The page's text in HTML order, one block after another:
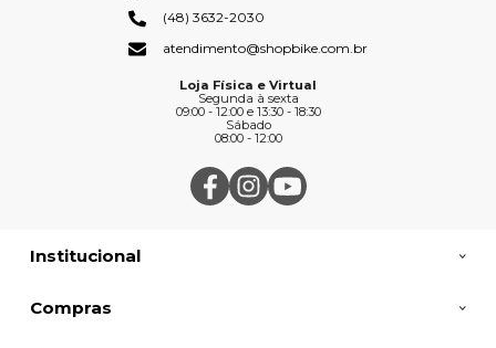
Institucional
Compras
(48) 3632-2030
atendimento@shopbike.com.br
Loja Física e Virtual
Segunda à sexta
09:00 - 12:00 e 13:30 - 18:30
Sábado
08:00 - 12:00